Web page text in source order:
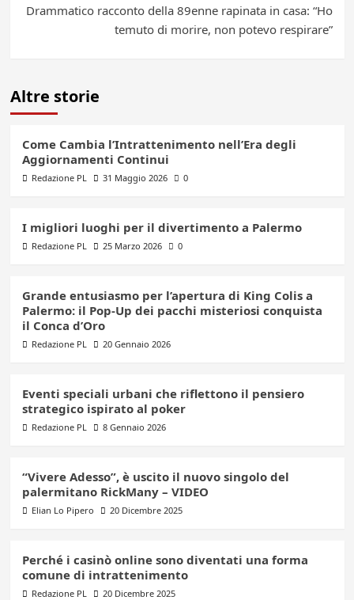
Drammatico racconto della 89enne rapinata in casa: “Ho
temuto di morire, non potevo respirare”
Altre storie
Come Cambia l’Intrattenimento nell’Era degli
Aggiornamenti Continui
Redazione PL 31 Maggio 2026 0
I migliori luoghi per il divertimento a Palermo
Redazione PL 25 Marzo 2026 0
Grande entusiasmo per l’apertura di King Colis a
Palermo: il Pop-Up dei pacchi misteriosi conquista
il Conca d’Oro
Redazione PL 20 Gennaio 2026
Eventi speciali urbani che riflettono il pensiero
strategico ispirato al poker
Redazione PL 8 Gennaio 2026
“Vivere Adesso”, è uscito il nuovo singolo del
palermitano RickMany – VIDEO
Elian Lo Pipero 20 Dicembre 2025
Perché i casinò online sono diventati una forma
comune di intrattenimento
Redazione PL 20 Dicembre 2025